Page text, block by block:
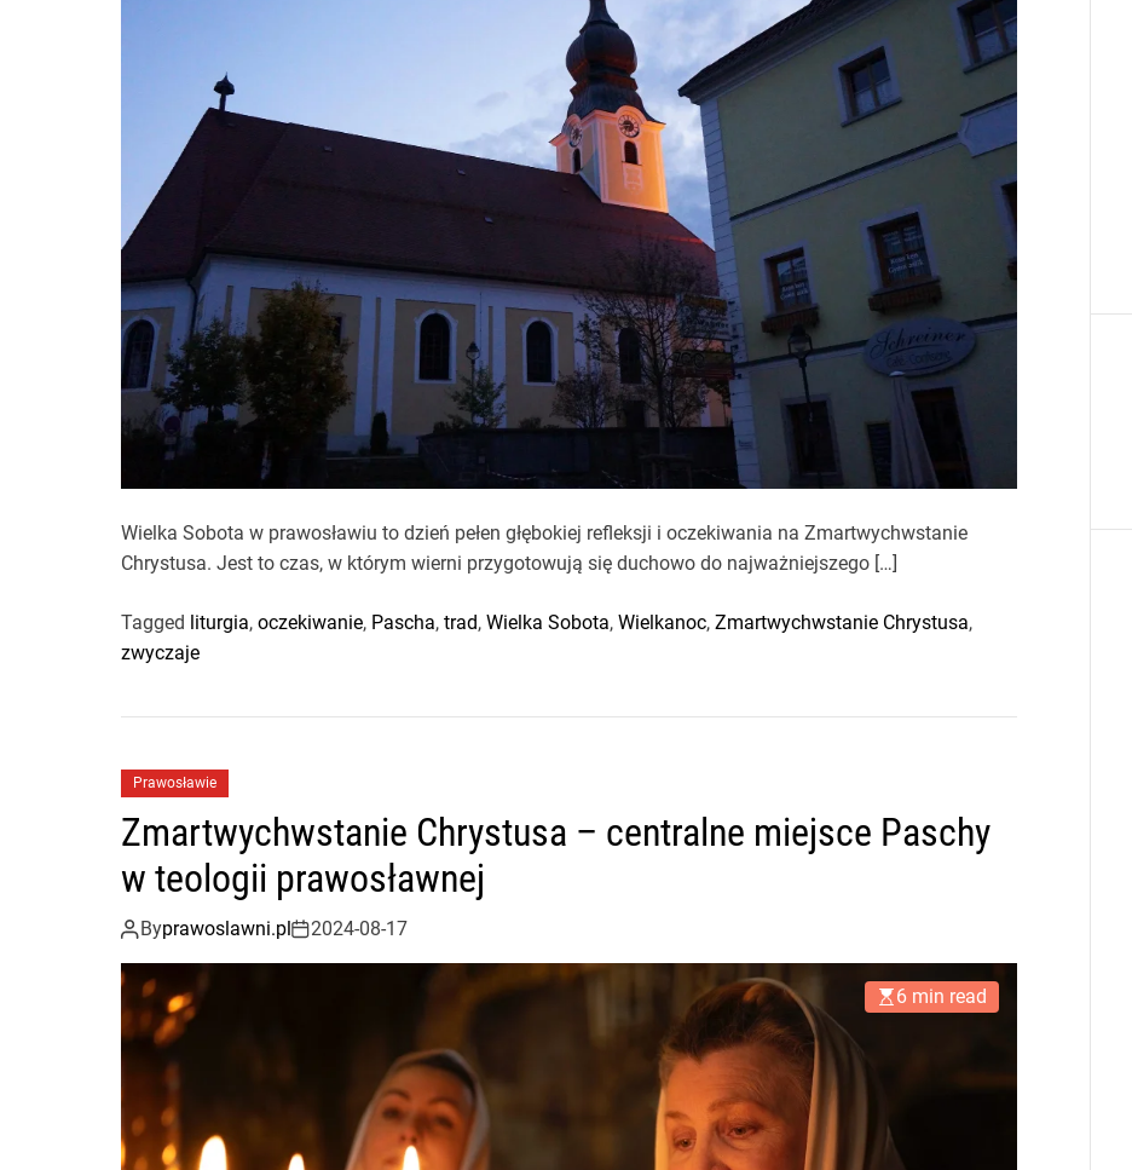
Wielka Sobota w prawosławiu to dzień pełen głębokiej refleksji i oczekiwania na Zmartwychwstanie
Chrystusa. Jest to czas, w którym wierni przygotowują się duchowo do najważniejszego […]
Tagged liturgia, oczekiwanie, Pascha, trad, Wielka Sobota, Wielkanoc, Zmartwychwstanie Chrystusa,
zwyczaje
Prawosławie
Zmartwychwstanie Chrystusa – centralne miejsce Paschy
w teologii prawosławnej
Byprawoslawni.pl 2024-08-17
6 min read